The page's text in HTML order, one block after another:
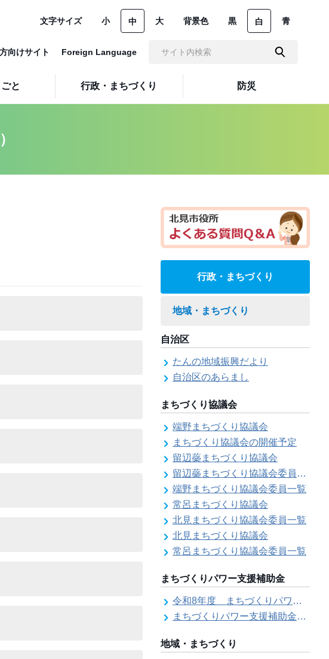
と 行政・まちづくり 防災
文字サイズ 小 中 大 背景色 黒 白 青
向けサイト Foreign Language
行政・まちづくり
地域・まちづくり
自治区
たんの地域振興だより
自治区のあらまし
まちづくり協議会
端野まちづくり協議会
まちづくり協議会の開催予定
留辺蘂まちづくり協議会
留辺蘂まちづくり協議会委員一覧
端野まちづくり協議会委員一覧
常呂まちづくり協議会
北見まちづくり協議会委員一覧
北見まちづくり協議会
常呂まちづくり協議会委員一覧
まちづくりパワー支援補助金
令和8年度 まちづくりパワー支援補助金の募集【受付は終了しました。】
まちづくりパワー支援補助金の交付結果
地域・まちづくり